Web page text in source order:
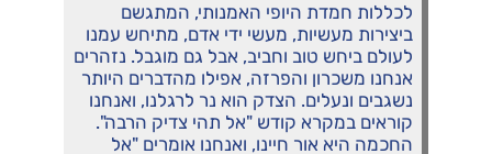
לכללות חמדת היופי האמנותי, המתגשם
ביצירות מעשיות, מעשי ידי אדם, מתיחש עמנו
לעולם ביחש טוב וחביב, אבל גם מוגבל. נזהרים
אנחנו משכרון והפרזה, אפילו מהדברים היותר
נשגבים ונעלים. הצדק הוא נר לרגלנו, ואנחנו
קוראים במקרא קודש "אל תהי צדיק הרבה".
החכמה היא אור חיינו, ואנחנו אומרים "אל